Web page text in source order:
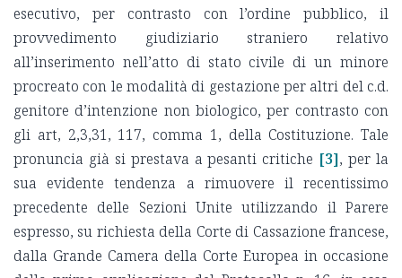
esecutivo, per contrasto con l’ordine pubblico, il
provvedimento giudiziario straniero relativo
all’inserimento nell’atto di stato civile di un minore
procreato con le modalità di gestazione per altri del c.d.
genitore d’intenzione non biologico, per contrasto con
gli art, 2,3,31, 117, comma 1, della Costituzione. Tale
pronuncia già si prestava a pesanti critiche [3], per la
sua evidente tendenza a rimuovere il recentissimo
precedente delle Sezioni Unite utilizzando il Parere
espresso, su richiesta della Corte di Cassazione francese,
dalla Grande Camera della Corte Europea in occasione